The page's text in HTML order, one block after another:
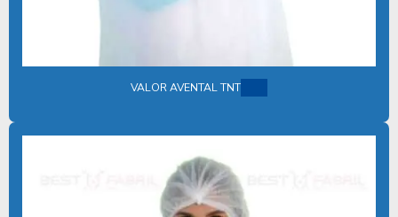
KIT CIRÚRGICO HOSPITALAR DESCARTÁVEL
KIT CIRÚRGICO INDIVIDUAL DESCARTÁVEL
KIT CIRURGICO ODONTOLOGICO
VALOR AVENTAL TNT